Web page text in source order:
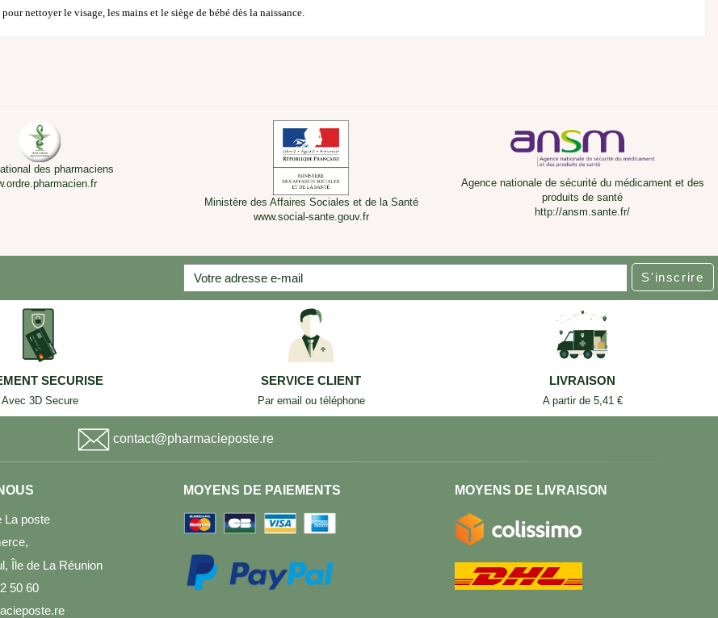
nettoyer le visage, les mains et le siège de bébé dès la naissance.
des pharmaciens
Ministère des Affaires Sociales et de la Santé
www.social-sante.gouv.fr
Agence nationale de sécurité du médicament et des
produits de santé
http://ansm.sante.fr/
S'inscrire
SECURISE
Avec 3D Secure
SERVICE CLIENT
Par email ou téléphone
LIVRAISON
A partir de 5,41 €
contact@pharmacieposte.re
La poste
Île de La Réunion
50 60
MOYENS DE PAIEMENTS MOYENS DE LIVRAISON